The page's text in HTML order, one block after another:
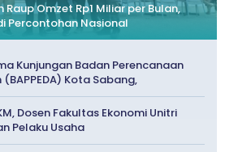
Raup Omzet Rp1 Miliar per Bulan,
Percontohan Nasional
Kunjungan Badan Perencanaan
Kota Sabang,
Dosen Fakultas Ekonomi Unitri
Pelaku Usaha